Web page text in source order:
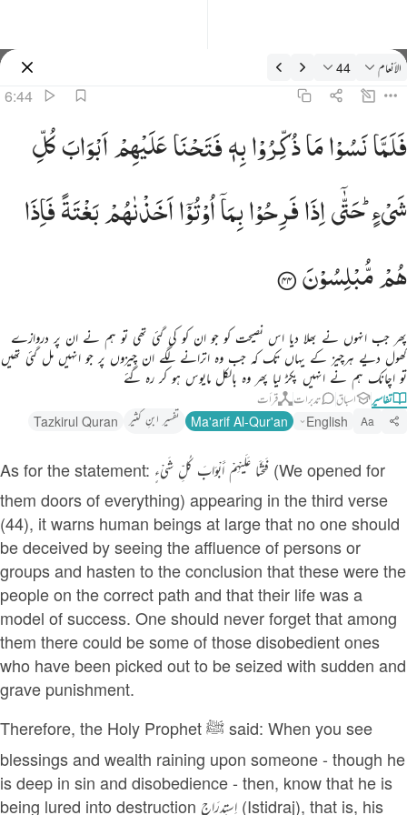
تفسیر: الأنعام 6:44
الأنعام 44
6:44
فلما نسوا ما ذكروا به فتحنا عليهم ابواب كل شيء حتى اذا فرحوا بما اوتوا اخذناهم بغتة فاذا هم مبلسون ٤٤
فَلَمَّا نَسُوا۟ مَا ذُكِّرُوا۟ بِهِۦ فَتَحْنَا عَلَيْهِمْ أَبْوَٰبَ كُلِّ شَىْءٍ حَتَّىٰٓ إِذَا فَرِحُوا۟ بِمَآ أُوتُوٓا۟ أَخَذْنَـٰهُم بَغْتَةًۭ
فَلَمَّانَسُوْامَاذُكِّرُوْابِهٖفَتَحْنَاعَلَیْهِمْاَبْوَابَكُلِّ
شَیْءٍ ؕحَتّٰۤیاِذَافَرِحُوْابِمَاۤاُوْتُوْۤااَخَذْنٰهُمْبَغْتَةًفَاِذَا
هُمْمُّبْلِسُوْنَ
پھر جب انہوں نے بھلا دیا اس نصیحت کو جو ان کو کی گئی تھی تو ہم نے ان پر دروازے
کھول دیے ہرچیز کے یہاں تک کہ جب وہ اترانے لگے ان چیزوں پر جو انہیں مل گئی تھیں
تو اچانک ہم نے انہیں پکڑ لیا پھر وہ بالکل مایوس ہو کر رہ گئے
تفاسیر اسباق تدبرات قرأت
Aa
English
Ma'arif Al-Qur'an تفسیر ابنِ کثیر Tazkirul Quran
As for the statement: فَتَحْنَا عَلَيْهِمْ أَبْوَابَ كُلِّ شَيْءٍ (We opened for
them doors of everything) appearing in the third verse
(44), it warns human beings at large that no one should
be deceived by seeing the affluence of persons or
groups and hasten to the conclusion that these were the
people on the correct path and that their life was a
model of success. One should never forget that among
them there could be some of those disobedient ones
who have been picked out to be seized with sudden and
grave punishment.
Therefore, the Holy Prophet ﷺ said: When you see
blessings and wealth raining upon someone - though he
is deep in sin and disobedience - then, know that he is
being lured into destruction اِستِدرَاج (Istidraj), that is, his